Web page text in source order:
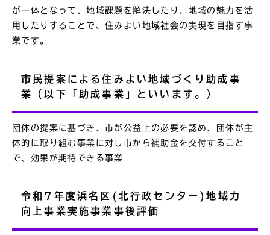
が一体となって、地域課題を解決したり、地域の魅力を活
用したりすることで、住みよい地域社会の実現を目指す事
業です。
市民提案による住みよい地域づくり助成事
業（以下「助成事業」といいます。）
団体の提案に基づき、市が公益上の必要を認め、団体が主
体的に取り組む事業に対し市から補助金を交付すること
で、効果が期待できる事業
令和7年度浜名区(北行政センター)地域力
向上事業実施事業事後評価